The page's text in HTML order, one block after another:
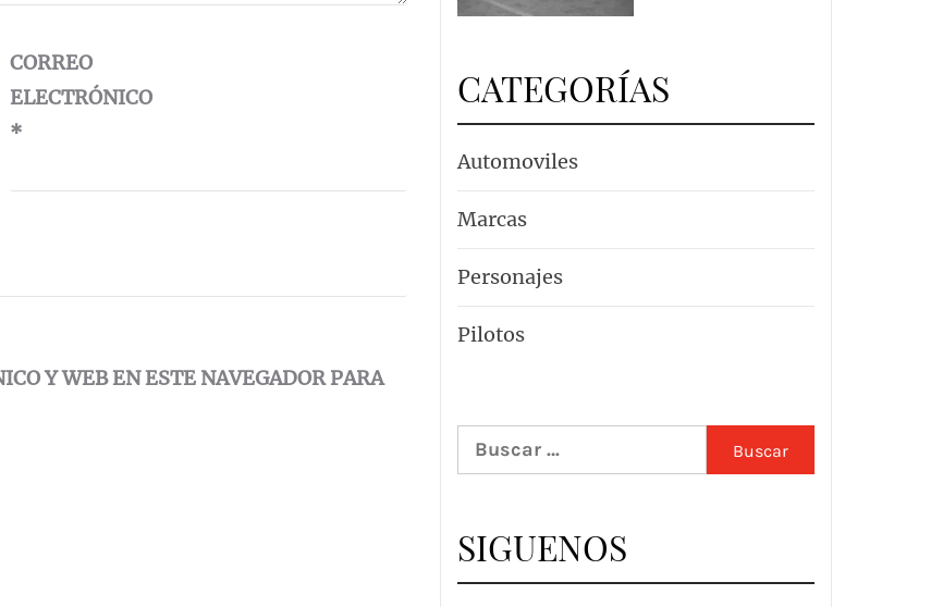
CORREO
ELECTRÓNICO
*
Y WEB EN ESTE NAVEGADOR PARA
CATEGORÍAS
Automoviles
Marcas
Personajes
Pilotos
Buscar:
SIGUENOS